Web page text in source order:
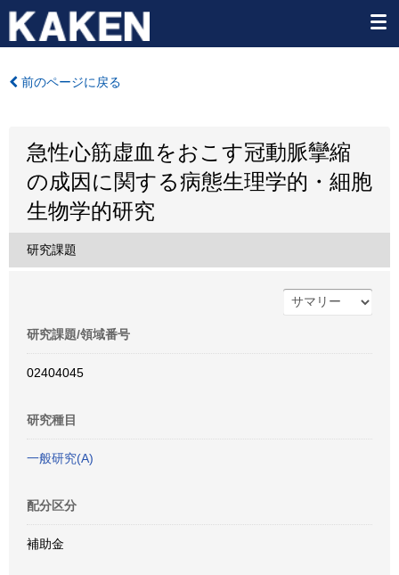
前のページに戻る
急性心筋虚血をおこす冠動脈攣縮
の成因に関する病態生理学的・細胞
生物学的研究
研究課題
研究課題/領域番号
02404045
研究種目
一般研究(A)
配分区分
補助金